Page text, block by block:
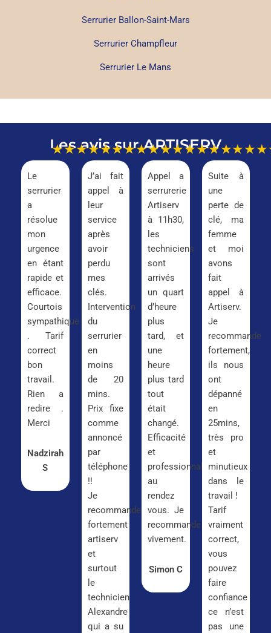
Serrurier Ballon-Saint-Mars
Serrurier Champfleur
Serrurier Le Mans
Les avis sur ARTISERV
★★★★★
Le
serrurier
a
résolue
mon
urgence
en étant
rapide et
efficace.
Courtois
sympathique
. Tarif
correct
bon
travail.
Rien a
redire .
Merci
Nadzirah
S
★★★★★
J’ai fait
appel à
leur
service
après
avoir
perdu
mes
clés.
Intervention
du
serrurier
en
moins
de 20
mins.
Prix fixe
comme
annoncé
par
téléphone
!!
Je
recommande
fortement
artiserv
et
surtout
le
technicien
Alexandre
qui a su
★★★★★
Appel a
serrurerie
Artiserv
à 11h30,
les
techniciens
sont
arrivés
un quart
d’heure
plus
tard, et
une
heure
plus tard
tout
était
changé.
Efficacité
et
professionnalisme
au
rendez
vous. Je
recommande
vivement.
Simon C
Suite à
une
perte de
clé, ma
femme
et moi
avons
fait
appel à
Artiserv.
Je
recommande
fortement,
ils nous
ont
dépanné
en
25mins,
très pro
et
minutieux
dans le
travail !
Tarif
vraiment
correct,
vous
pouvez
faire
confiance
ce n’est
pas une